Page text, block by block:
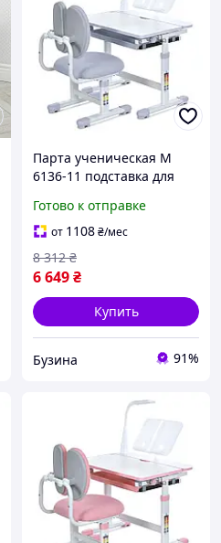
Парта ученическая M
6136-11 подставка для
Готово к отправке
от 1108₴/мес
6 649₴
8 312 ₴
Купить
Бузина 91%